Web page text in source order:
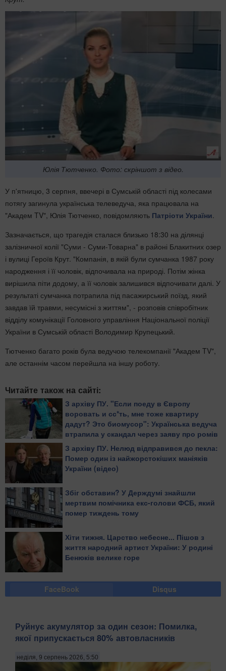
Юлія Тютченко. Фото: скріншот з відео.
У п'ятницю, 3 серпня, ввечері в Сумській області під колесами
потягу загинула українська телеведуча, яка працювала на
"Академ TV", Юлія Тютченко, повідомляють Патріоти України
Зазначається, що трагедія сталася близько 18:30 на ділянці
залізничної колії "Суми - Суми-Товарна" в районі Блакитних озер
і вулиці Героїв Крут. "Компанія, в якій були сумчанка 1987 року
народження і її чоловік, відпочивала на природі. Потім жінка
вирішила піти додому, а її чоловік залишився відпочивати далі. У
результаті сумчанка потрапила під пасажирський поїзд, який
завдав їй травми, несумісні з життям", - розповів співробітник
відділу комунікації Головного управління Національної поліції
України в Сумській області Володимир Крупецький.
Тютченко багато років була ведучою телекомпанії "Академ TV",
але останнім часом перейшла на іншу роботу.
Читайте також на сайті:
З архіву ПУ. "Если поеду в Європу
воровать и сс*ть, мне тоже квартиру
дадут? Это биомусор": Українська ведуча
втрапила у скандал через заяву про ромів
(фото)
З архіву ПУ. Нелюд відправився до пекла:
Помер один із найжорстокіших маніяків
України (відео)
Збіг обставин? У Держдумі знайшли
мертвим помічника екс-голови ФСБ, який
помер тиждень тому
Хіти тижня. Царство небесне... Пішов з
життя народний артист України: У родині
Бенюків велике горе
FaceBook Disqus
Руйнує акумулятор за один сезон: Помилка,
якої припускається 80% автовласників
неділя, 9 серпень 2026, 5:50